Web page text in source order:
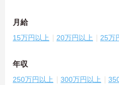
月給
15万円以上 20万円以上 25万
年収
250万円以上 300万円以上